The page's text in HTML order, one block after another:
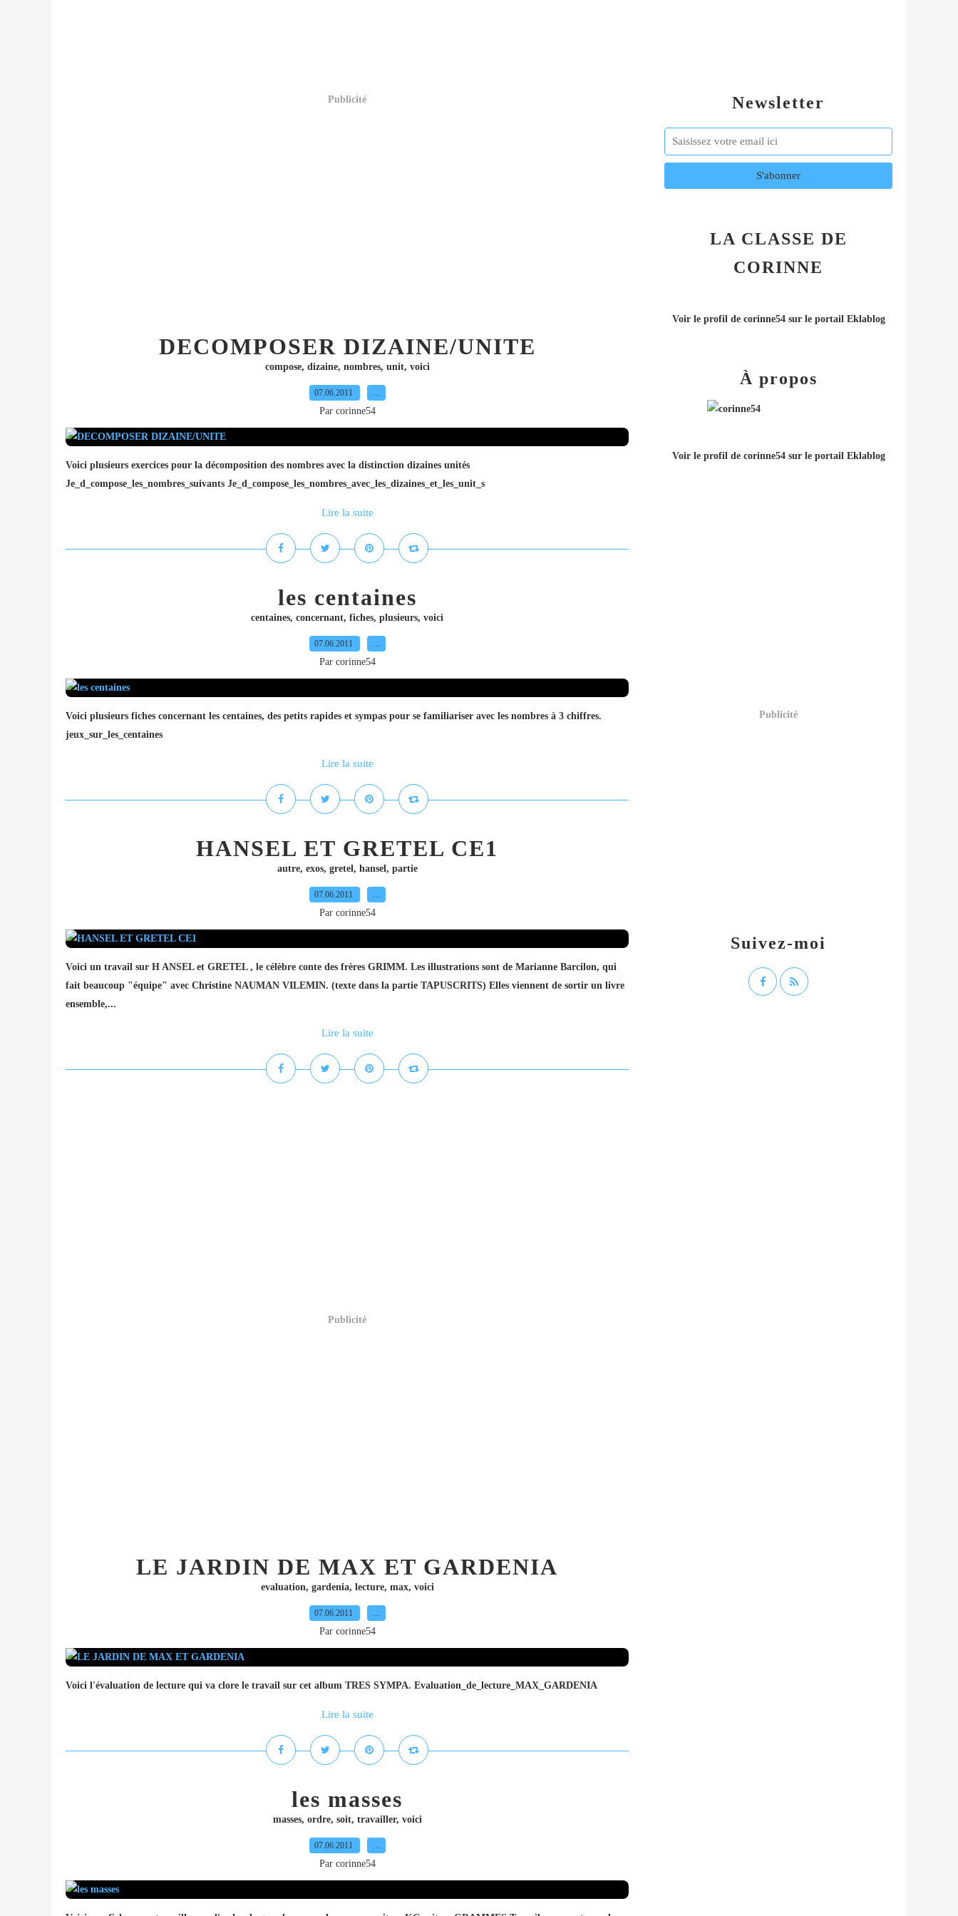
Publicité
DECOMPOSER DIZAINE/UNITE
compose, dizaine, nombres, unit, voici
07.06.2011 …
Par corinne54
Voici plusieurs exercices pour la décomposition des nombres avec la distinction dizaines unités
Je_d_compose_les_nombres_suivants Je_d_compose_les_nombres_avec_les_dizaines_et_les_unit_s
Lire la suite
les centaines
centaines, concernant, fiches, plusieurs, voici
07.06.2011 …
Par corinne54
Voici plusieurs fiches concernant les centaines, des petits rapides et sympas pour se familiariser avec les nombres à 3 chiffres.
jeux_sur_les_centaines
Lire la suite
HANSEL ET GRETEL CE1
autre, exos, gretel, hansel, partie
07.06.2011 …
Par corinne54
Voici un travail sur H ANSEL et GRETEL , le célèbre conte des frères GRIMM. Les illustrations sont de Marianne Barcilon, qui
fait beaucoup "équipe" avec Christine NAUMAN VILEMIN. (texte dans la partie TAPUSCRITS) Elles viennent de sortir un livre
ensemble,...
Lire la suite
Publicité
LE JARDIN DE MAX ET GARDENIA
evaluation, gardenia, lecture, max, voici
07.06.2011 …
Par corinne54
Voici l'évaluation de lecture qui va clore le travail sur cet album TRES SYMPA. Evaluation_de_lecture_MAX_GARDENIA
Lire la suite
les masses
masses, ordre, soit, travailler, voici
07.06.2011 …
Par corinne54
Newsletter
LA CLASSE DE
CORINNE
Voir le profil de corinne54sur le portail Eklablog
Suivez-moi
À propos
Voir le profil de corinne54sur le portail Eklablog
Publicité